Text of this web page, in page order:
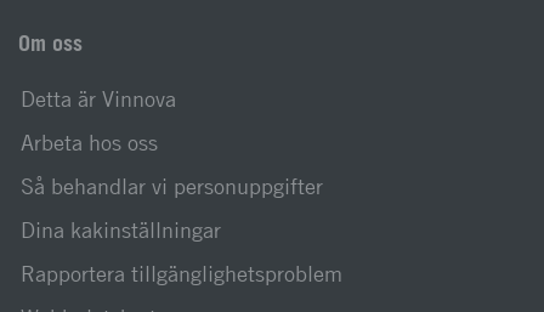
Om oss
Detta är Vinnova
Arbeta hos oss
Så behandlar vi personuppgifter
Dina kakinställningar
Rapportera tillgänglighetsproblem